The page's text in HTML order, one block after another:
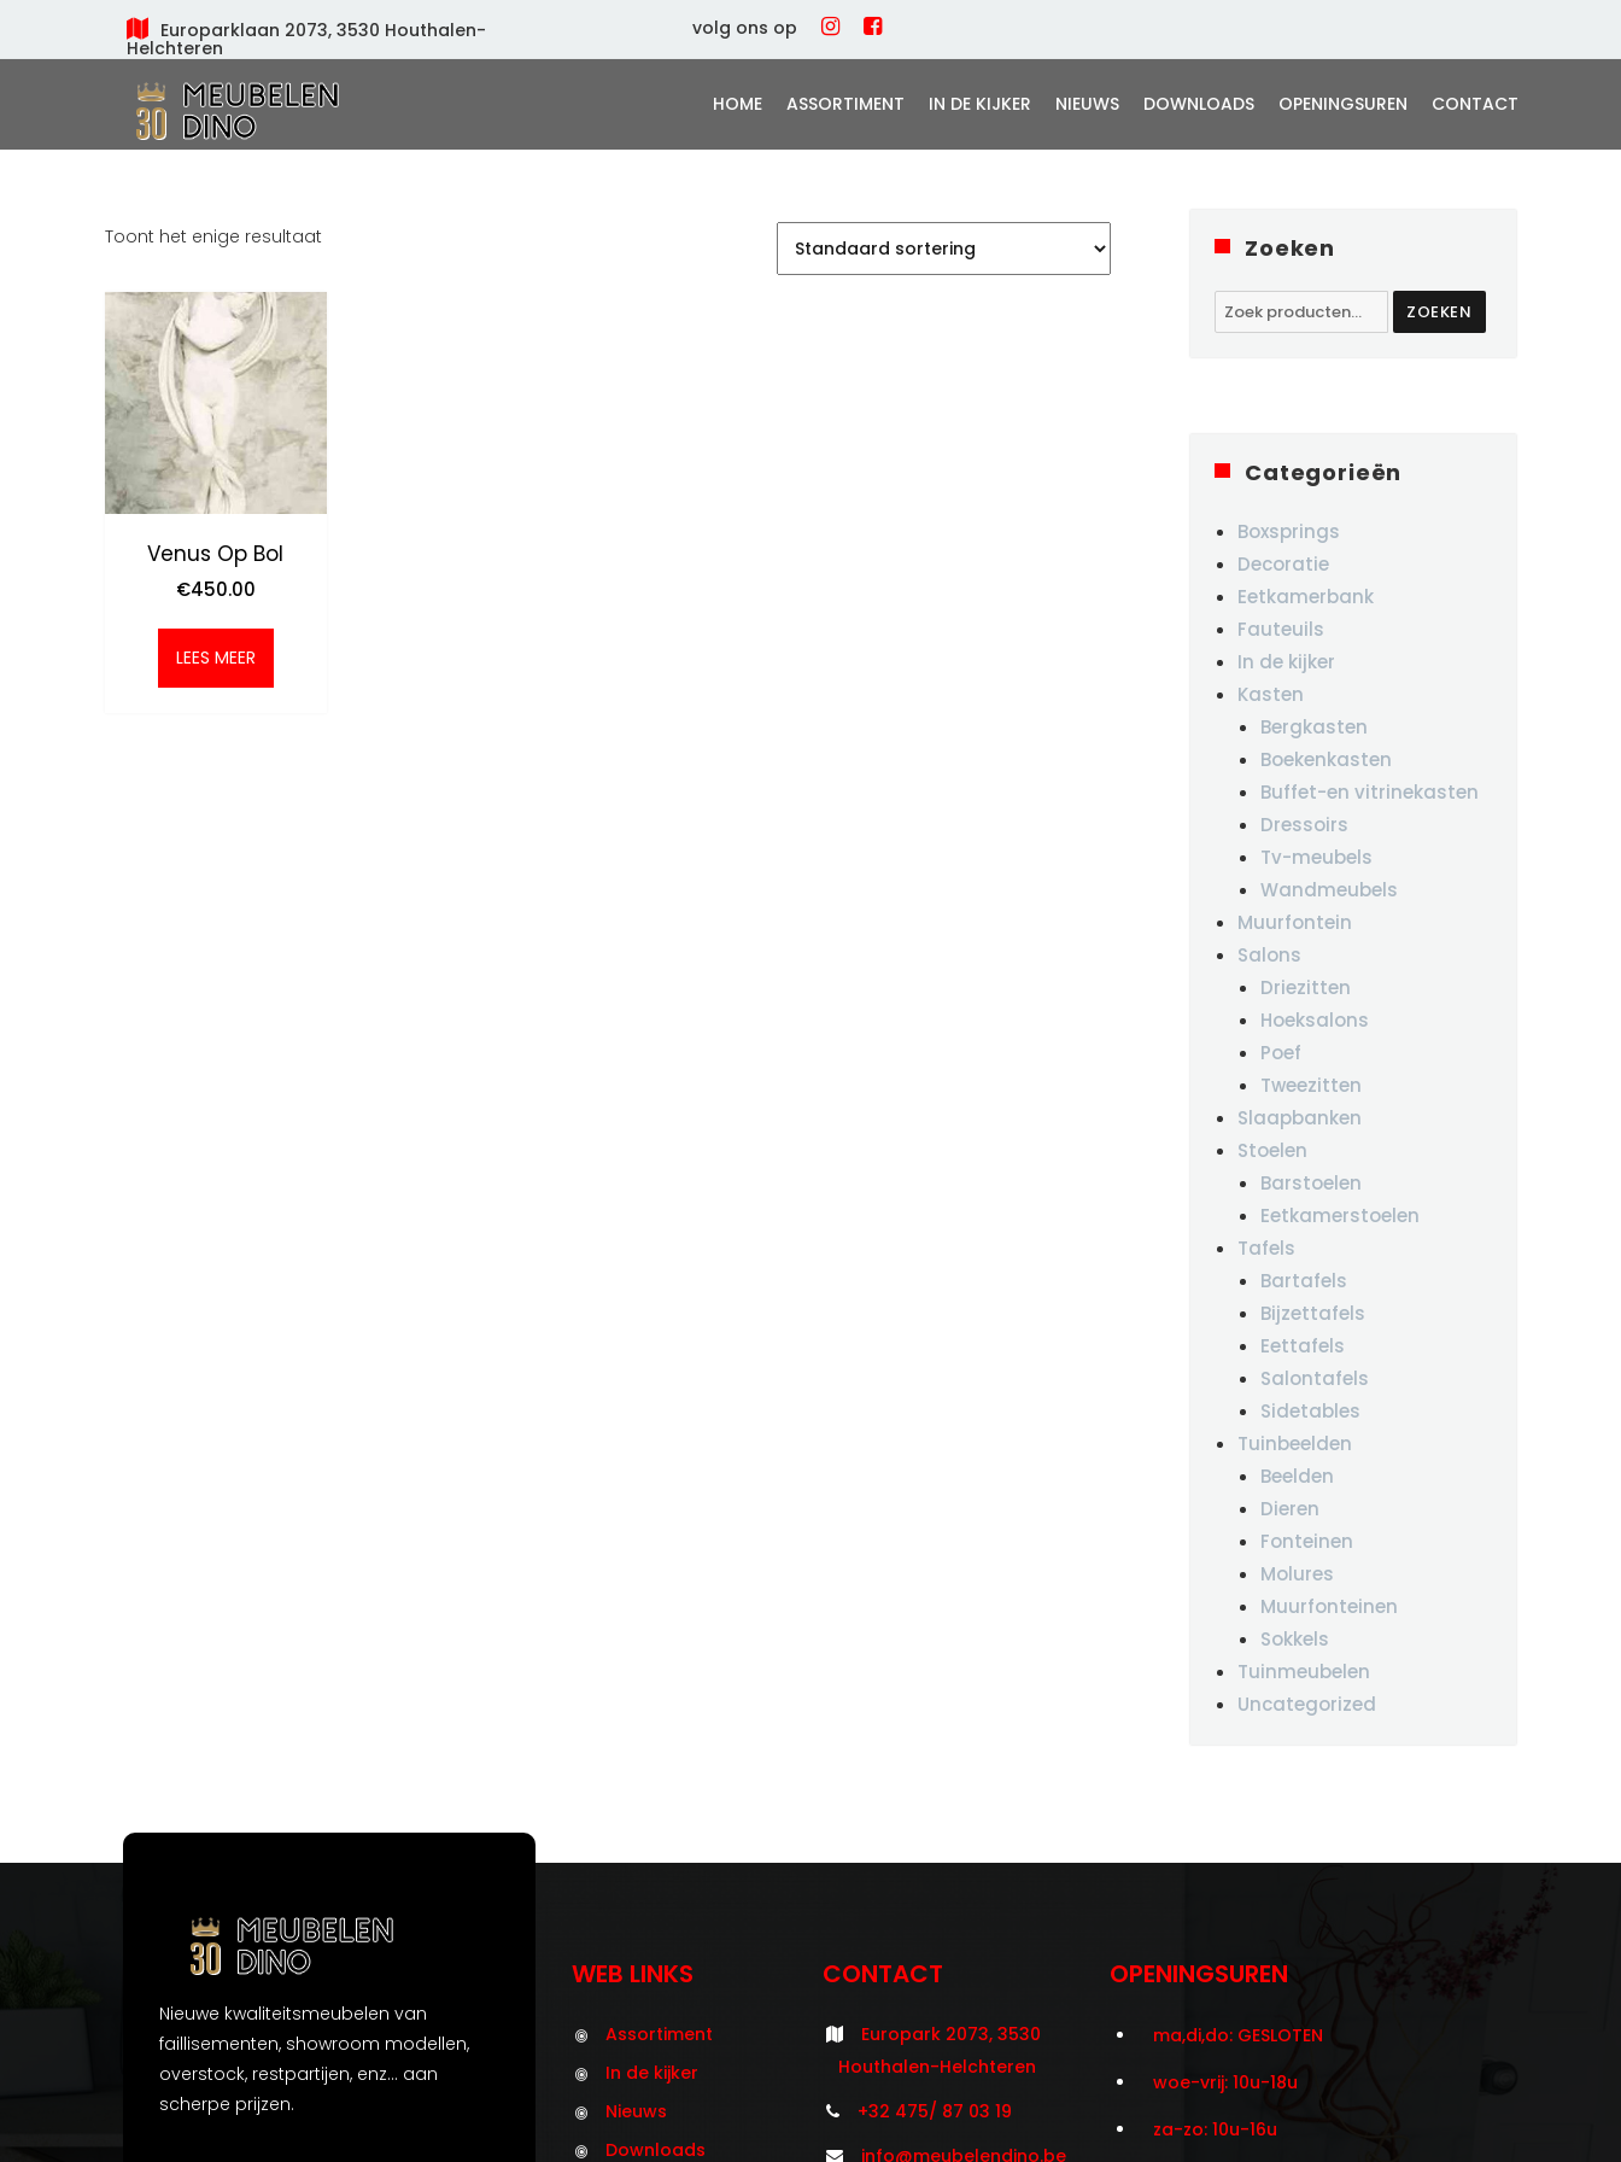
Europarklaan 2073, 3530 Houthalen-
Helchteren
volg ons op
HOME ASSORTIMENT IN DE KIJKER NIEUWS DOWNLOADS OPENINGSUREN CONTACT
Toont het enige resultaat
Venus Op Bol
€450.00
LEES MEER
Zoeken
Zoeken
naar:
ZOEKEN
Categorieën
Boxsprings
Decoratie
Eetkamerbank
Fauteuils
In de kijker
Kasten
Bergkasten
Boekenkasten
Buffet-en vitrinekasten
Dressoirs
Tv-meubels
Wandmeubels
Muurfontein
Salons
Driezitten
Hoeksalons
Poef
Tweezitten
Slaapbanken
Stoelen
Barstoelen
Eetkamerstoelen
Tafels
Bartafels
Bijzettafels
Eettafels
Salontafels
Sidetables
Tuinbeelden
Beelden
Dieren
Fonteinen
Molures
Muurfonteinen
Sokkels
Tuinmeubelen
Uncategorized
Nieuwe kwaliteitsmeubelen van
faillisementen, showroom modellen,
overstock, restpartijen, enz... aan
scherpe prijzen.
WEB LINKS
Assortiment
In de kijker
Nieuws
Downloads
CONTACT
Europark 2073, 3530
Houthalen-Helchteren
+32 475/ 87 03 19
info@meubelendino.be
OPENINGSUREN
ma,di,do: GESLOTEN
woe-vrij: 10u-18u
za-zo: 10u-16u